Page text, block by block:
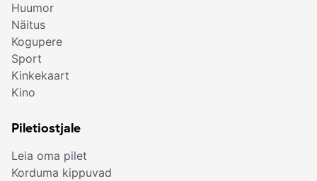
Huumor
Näitus
Kogupere
Sport
Kinkekaart
Kino
Piletiostjale
Leia oma pilet
Korduma kippuvad